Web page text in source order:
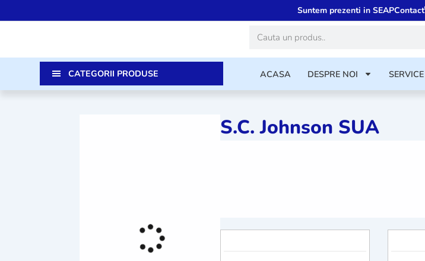
to
Suntem prezenti in SEAPContact
CATEGORII PRODUSE ACASA DESPRE NOI SERVICE
S.C. Johnson SUA